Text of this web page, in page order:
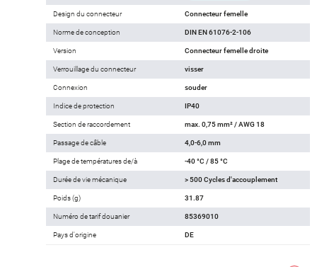
Design du connecteur Connecteur femelle
Norme de conception DIN EN 61076-2-106
Version Connecteur femelle droite
Verrouillage du connecteur visser
Connexion souder
Indice de protection IP40
Section de raccordement max. 0,75 mm² / AWG 18
Passage de câble 4,0-6,0 mm
Plage de températures de/à -40 °C / 85 °C
Durée de vie mécanique > 500 Cycles d'accouplement
Poids (g) 31.87
Numéro de tarif douanier 85369010
Pays d'origine DE